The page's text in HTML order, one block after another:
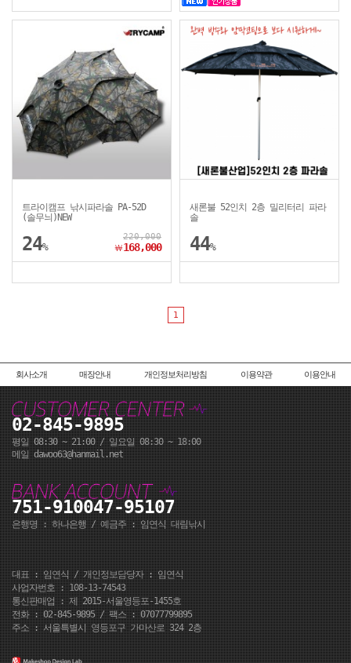
트라이캠프 낚시파라솔 PA-52D
(솔무늬)NEW
24%
220,000
￦168,000
새론불 52인치 2층 밀리터리 파라
솔
44%
1
회사소개 매장안내 개인정보처리방침 이용약관 이용안내
02-845-9895
평일 08:30 ~ 21:00 / 일요일 08:30 ~ 18:00
메일 dawoo63@hanmail.net
751-910047-95107
은행명 : 하나은행 / 예금주 : 임연식 대림낚시
대표 : 임연식 / 개인정보담당자 : 임연식
사업자번호 : 108-13-74543
통신판매업 : 제 2015-서울영등포-1455호
전화 : 02-845-9895 / 팩스 : 07077799895
주소 : 서울특별시 영등포구 가마산로 324 2층